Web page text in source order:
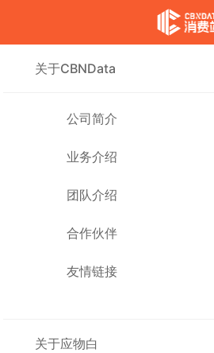
关于CBNData
公司简介
业务介绍
团队介绍
合作伙伴
友情链接
关于应物白